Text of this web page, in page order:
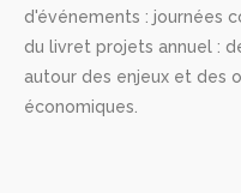
d'événements : journées
du livret projets annuel :
autour des enjeux et des
économiques.